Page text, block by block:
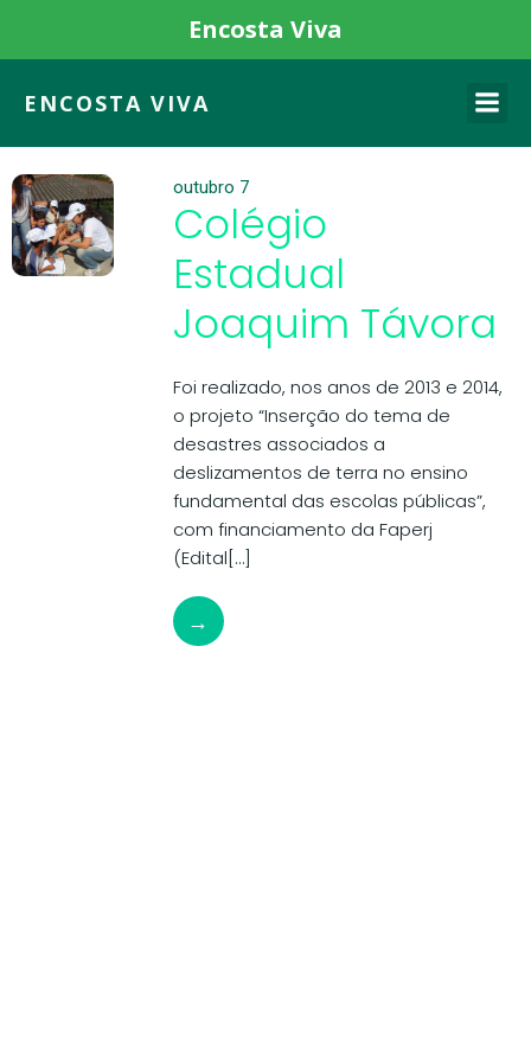
ENCOSTA VIVA
outubro 7
Colégio
Estadual
Joaquim Távora
Foi realizado, nos anos de 2013 e 2014,
o projeto “Inserção do tema de
desastres associados a
deslizamentos de terra no ensino
fundamental das escolas públicas”,
com financiamento da Faperj
(Edital[…]
→
Encosta Viva